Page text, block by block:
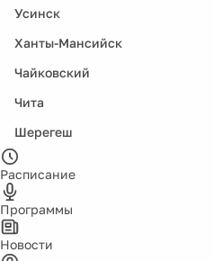
Усинск
Ханты-Мансийск
Чайковский
Чита
Шерегеш
Расписание
Программы
Новости